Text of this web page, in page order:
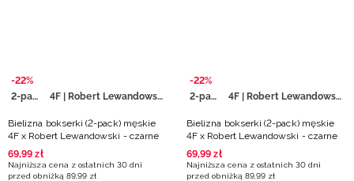
-22%
2-pack
4F | Robert Lewandowski
Bielizna bokserki (2-pack) męskie
4F x Robert Lewandowski - czarne
69,99 zł
Najniższa cena z ostatnich 30 dni
przed obniżką 89,99 zł
-22%
2-pack
4F | Robert Lewandowski
Bielizna bokserki (2-pack) męskie
4F x Robert Lewandowski - czarne
69,99 zł
Najniższa cena z ostatnich 30 dni
przed obniżką 89,99 zł
Słowacki / EUR
Ukraiński / UAH